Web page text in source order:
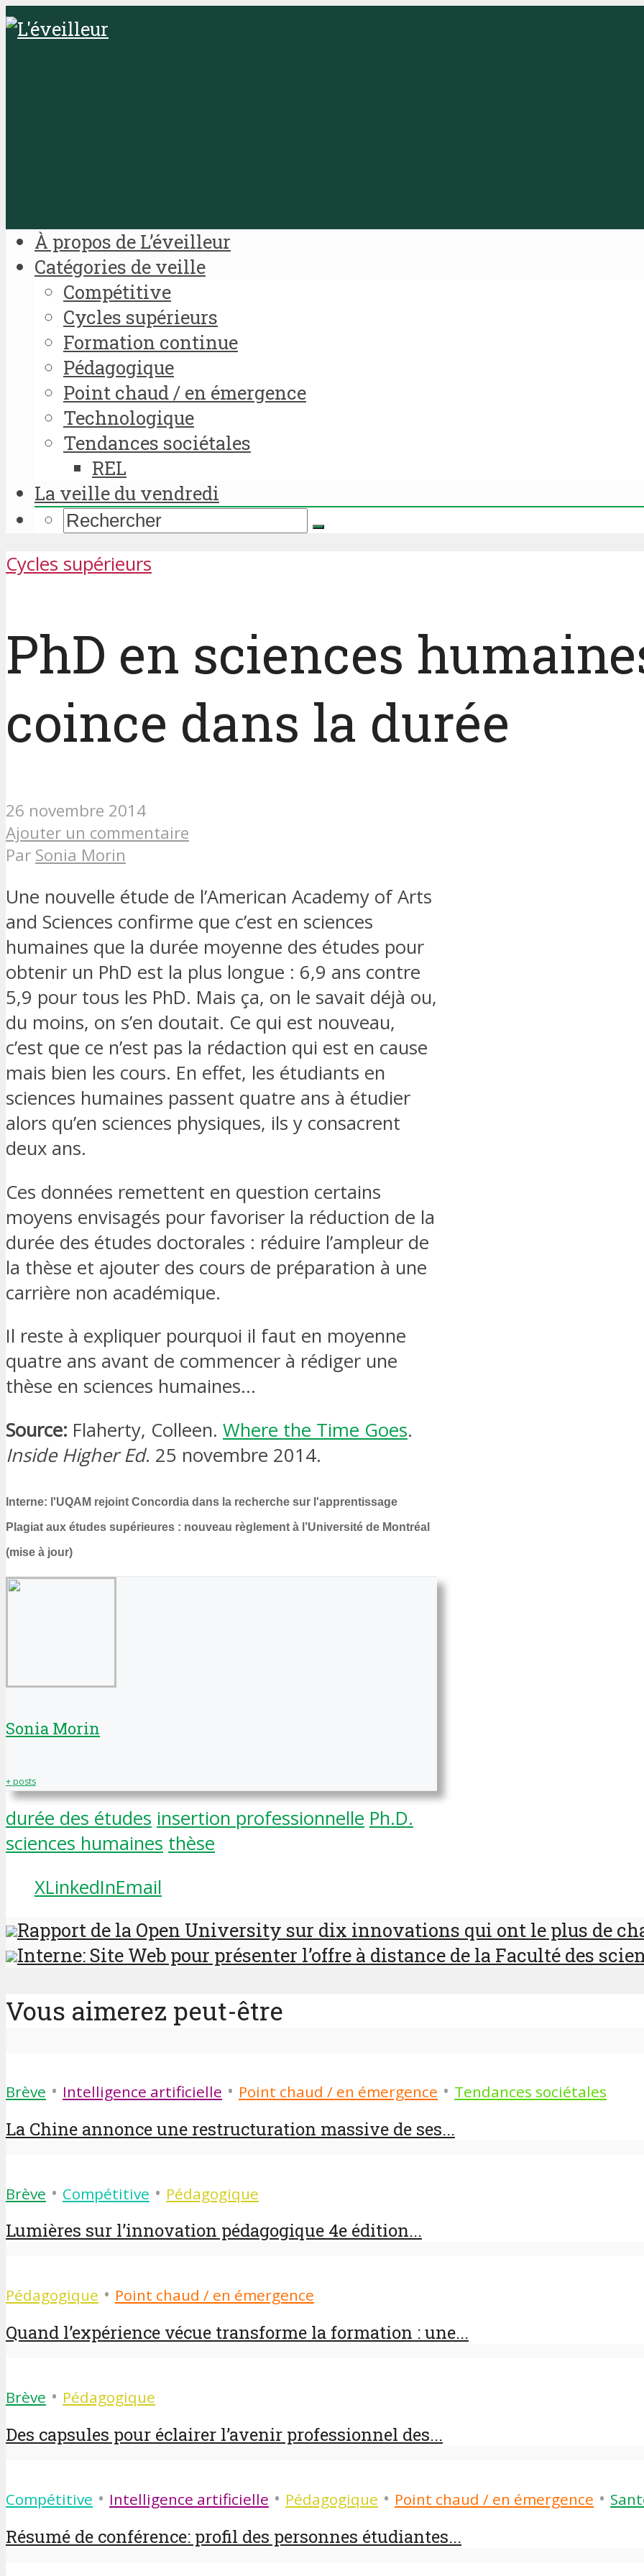
À propos de L’éveilleur
Catégories de veille
Compétitive
Cycles supérieurs
Formation continue
Pédagogique
Point chaud / en émergence
Technologique
Tendances sociétales
REL
La veille du vendredi
Cycles supérieurs
PhD en sciences
coince dans la durée
26 novembre 2014
Ajouter un commentaire
Par Sonia Morin
Une nouvelle étude de l’American Academy of Arts
and Sciences confirme que c’est en sciences
humaines que la durée moyenne des études pour
obtenir un PhD est la plus longue : 6,9 ans contre
5,9 pour tous les PhD. Mais ça, on le savait déjà ou,
du moins, on s’en doutait. Ce qui est nouveau,
c’est que ce n’est pas la rédaction qui est en cause
mais bien les cours. En effet, les étudiants en
sciences humaines passent quatre ans à étudier
alors qu’en sciences physiques, ils y consacrent
deux ans.
Ces données remettent en question certains
moyens envisagés pour favoriser la réduction de la
durée des études doctorales : réduire l’ampleur de
la thèse et ajouter des cours de préparation à une
carrière non académique.
Il reste à expliquer pourquoi il faut en moyenne
quatre ans avant de commencer à rédiger une
thèse en sciences humaines…
Source: Flaherty, Colleen. Where the Time Goes.
Inside Higher Ed. 25 novembre 2014.
Interne: l'UQAM rejoint Concordia dans la recherche sur l'apprentissage
Plagiat aux études supérieures : nouveau règlement à l’Université de Montréal
(mise à jour)
Sonia Morin
+ posts
durée des études insertion professionnelle Ph.D.
sciences humaines thèse
XLinkedInEmail
Rapport de la Open University sur dix innovations qui ont le plus de
Interne: Site Web pour présenter l’offre à distance de la Faculté des
Vous aimerez peut-être
Brève • Intelligence artificielle • Point chaud / en émergence • Tendances sociétales
La Chine annonce une restructuration massive de ses...
Brève • Compétitive • Pédagogique
Lumières sur l’innovation pédagogique 4e édition...
Pédagogique • Point chaud / en émergence
Quand l’expérience vécue transforme la formation : une...
Brève • Pédagogique
Des capsules pour éclairer l’avenir professionnel des...
Compétitive • Intelligence artificielle • Pédagogique • Point chaud / en émergence •
Résumé de conférence: profil des personnes étudiantes...